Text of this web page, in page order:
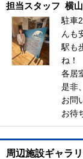
担当スタッフ 横
駐車
んも
駅も
ね！
各居
是非
お問
お待
周辺施設ギャラ